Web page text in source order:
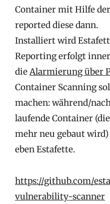
Container mit Hilfe der
reported diese dann.
Installiert wird
Reporting erfolgt
dieAlarmierung über
Container Scanning
machen: während/
laufende Container
mehr neu gebaut
eben Estafette.
https://github.com/
vulnerability-scanner